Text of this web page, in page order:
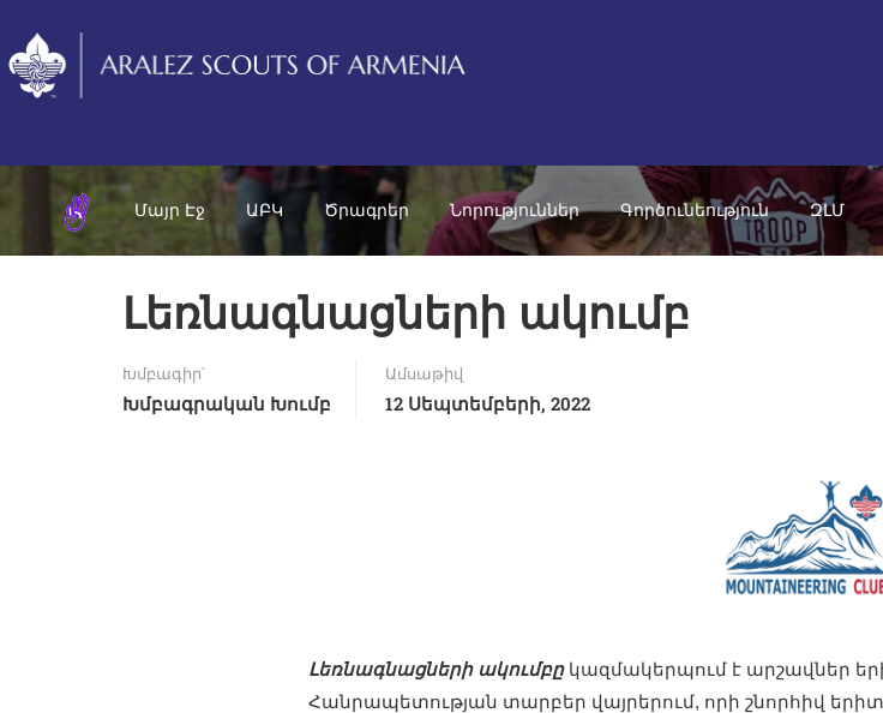
Մայր Էջ ԱԲԿ Ծրագրեր Նորություններ Գործունեություն ԶԼՄ
Լեռնագնացների ակումբ
Խմբագիր՝
Խմբագրական Խումբ
Ամսաթիվ
12 Սեպտեմբերի, 2022
Լեռնագնացների ակումբըկազմակերպում է արշավներ
Հանրապետության տարբեր վայրերում, որի շնորհիվ